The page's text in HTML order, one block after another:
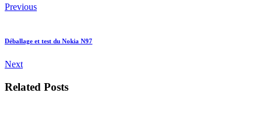
Previous
Déballage et test du Nokia N97
Next
Related Posts